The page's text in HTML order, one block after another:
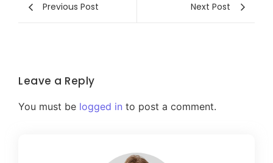
Previous Post Next Post
Leave a Reply
You must be logged in to post a comment.